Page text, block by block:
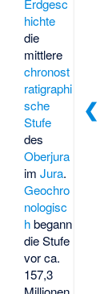
❮
Erdgesc
hichte
die
mittlere
chronost
ratigraphi
sche
Stufe
des
Oberjura
imJura.
Geochro
nologisc
hbegann
die Stufe
vor ca.
157,3